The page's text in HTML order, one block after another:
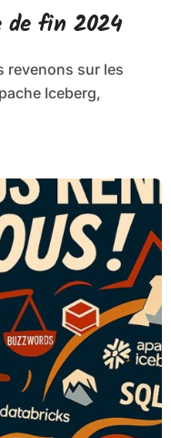
de fin 2024
Iceberg,